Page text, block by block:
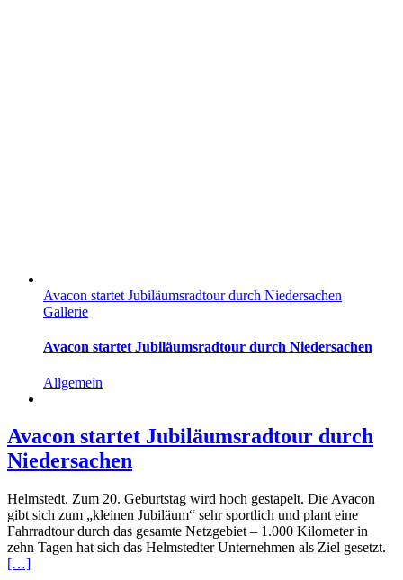
Avacon startet Jubiläumsradtour durch Niedersachen
Gallerie
Avacon startet Jubiläumsradtour durch Niedersachen
Allgemein
Avacon startet Jubiläumsradtour durch
Niedersachen
Helmstedt. Zum 20. Geburtstag wird hoch gestapelt. Die Avacon
gibt sich zum „kleinen Jubiläum“ sehr sportlich und plant eine
Fahrradtour durch das gesamte Netzgebiet – 1.000 Kilometer in
zehn Tagen hat sich das Helmstedter Unternehmen als Ziel gesetzt.
[…]